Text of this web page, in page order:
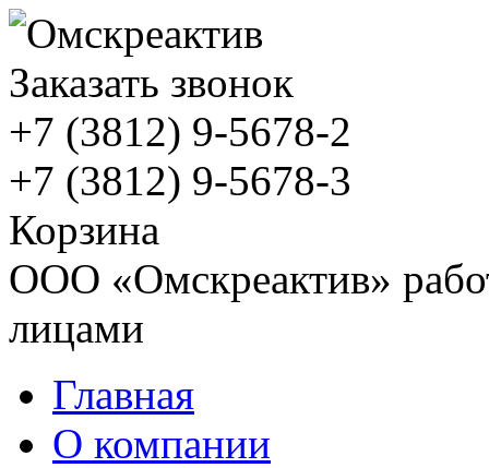
Заказать звонок
+7 (3812) 9-5678-2
+7 (3812) 9-5678-3
Корзина
ООО «Омскреактив»
лицами
Главная
О компании